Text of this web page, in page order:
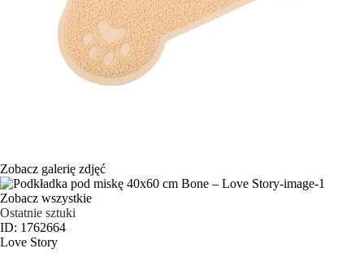
Zobacz galerię zdjęć
Zobacz wszystkie
Ostatnie sztuki
ID: 1762664
Love Story